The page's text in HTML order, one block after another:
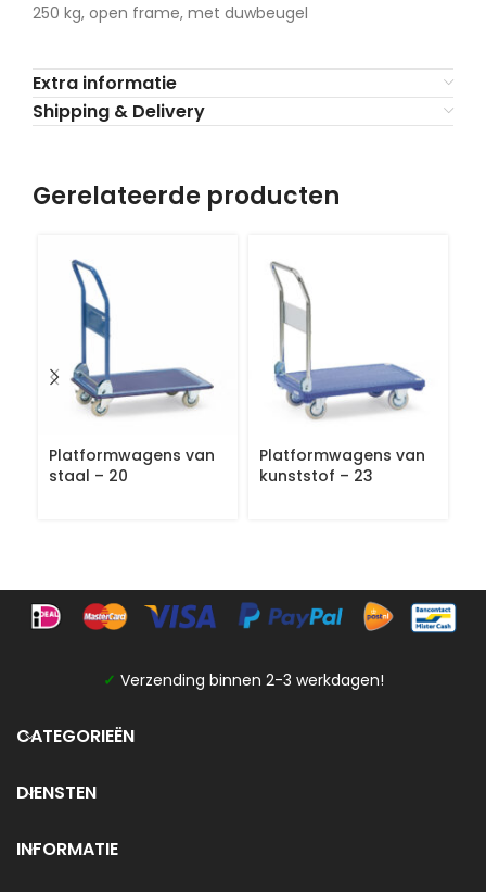
250 kg, open frame, met duwbeugel
Extra informatie
Shipping & Delivery
Gerelateerde producten
Platformwagens van
staal – 20
Platformwagens van
kunststof – 23
✓ Verzending binnen 2-3 werkdagen!
CATEGORIEËN
DIENSTEN
INFORMATIE